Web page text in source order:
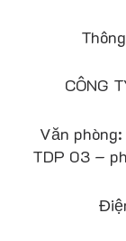
CÔNG
Văn
TDP 03 –